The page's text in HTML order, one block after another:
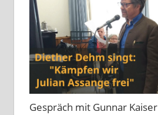
Gespräch mit Gunnar Kaiser